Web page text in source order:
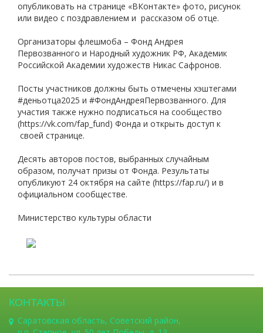
опубликовать на странице «ВКонтакте» фото, рисунок
или видео с поздравлением и рассказом об отце.
Организаторы флешмоба – Фонд Андрея
Первозванного и Народный художник РФ, Академик
Российской Академии художеств Никас Сафронов.
Посты участников должны быть отмечены хэштегами
#деньотца2025 и #ФондАндреяПервозванного. Для
участия также нужно подписаться на сообщество
(https://vk.com/fap_fund) Фонда и открыть доступ к
своей странице.
Десять авторов постов, выбранных случайным
образом, получат призы от Фонда. Результаты
опубликуют 24 октября на сайте (https://fap.ru/) и в
официальном сообществе.
Министерство культуры области
КОНТАКТЫ
Саратовская область, Советский район,